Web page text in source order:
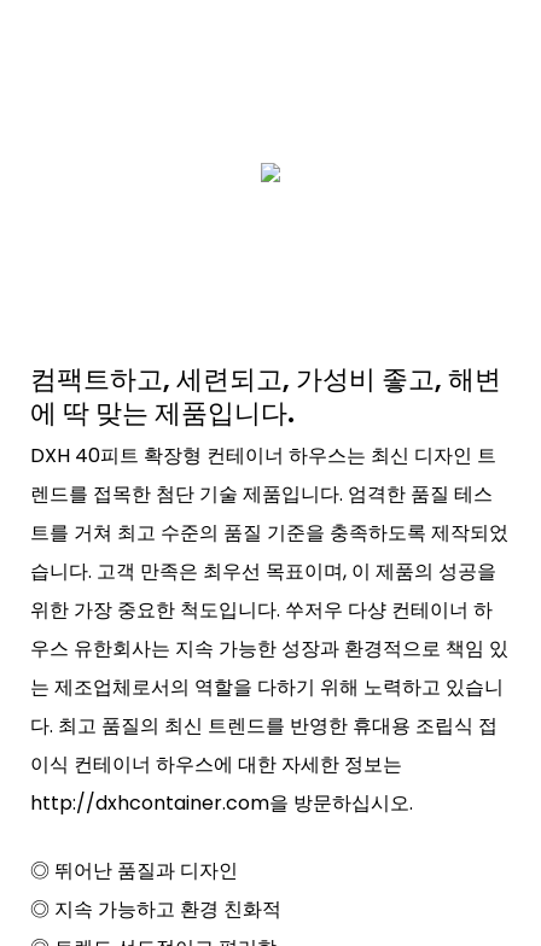
컴팩트하고, 세련되고, 가성비 좋고, 해변
에 딱 맞는 제품입니다.
DXH 40피트 확장형 컨테이너 하우스는 최신 디자인 트
렌드를 접목한 첨단 기술 제품입니다. 엄격한 품질 테스
트를 거쳐 최고 수준의 품질 기준을 충족하도록 제작되었
습니다. 고객 만족은 최우선 목표이며, 이 제품의 성공을
위한 가장 중요한 척도입니다. 쑤저우 다샹 컨테이너 하
우스 유한회사는 지속 가능한 성장과 환경적으로 책임 있
는 제조업체로서의 역할을 다하기 위해 노력하고 있습니
다. 최고 품질의 최신 트렌드를 반영한 ​​휴대용 조립식 접
이식 컨테이너 하우스에 대한 자세한 정보는
http://dxhcontainer.com을 방문하십시오.
◎ 뛰어난 품질과 디자인
◎ 지속 가능하고 환경 친화적